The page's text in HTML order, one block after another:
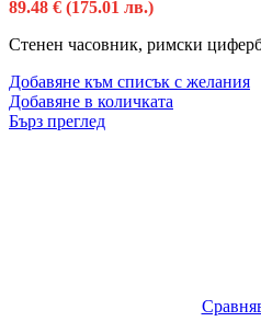
89.48 € (175.01 лв.)
Стенен часовник, римски
Добавяне към списък с желания
Добавяне в количката
Бърз преглед